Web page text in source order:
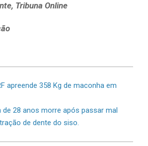
Tribuna Online
apreende 358 Kg de maconha em
de 28 anos morre após passar mal
de dente do siso.